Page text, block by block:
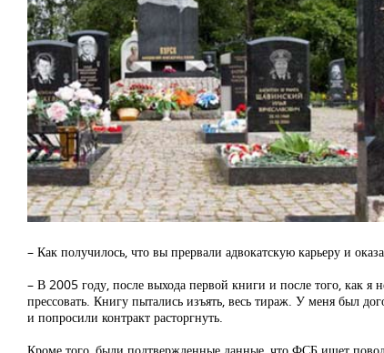
– Как получилось, что вы прервали адвокатскую карьеру и
– В 2005 году, после выхода первой книги и после того, как я
прессовать. Книгу пытались изъять, весь тираж. У меня был
и попросили контракт расторгнуть.